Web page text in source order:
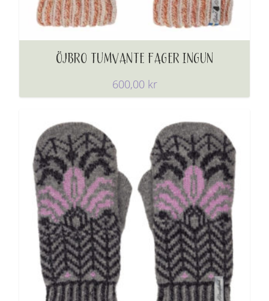
ÖJBRO TUMVANTE FAGER INGUN
600,00 kr